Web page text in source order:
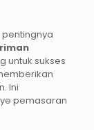
pentingnya
untuk sukses
Ini
pemasaran